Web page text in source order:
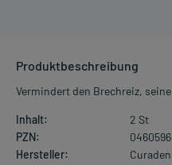
Produktbeschreibung
Vermindert den Brechreiz,
Inhalt:
2 St
PZN:
Hersteller: